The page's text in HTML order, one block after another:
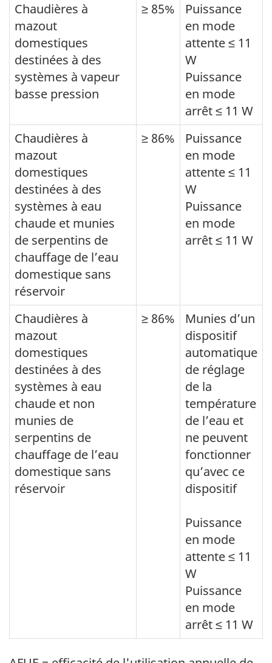
Chaudières à
mazout
domestiques
destinées à des
systèmes à vapeur
basse pression
≥ 85%
Puissance
en mode
attente ≤ 11
W
Puissance
en mode
arrêt ≤ 11 W
Chaudières à
mazout
domestiques
destinées à des
systèmes à eau
chaude et munies
de serpentins de
chauffage de l’eau
domestique sans
réservoir
≥ 86%
Puissance
en mode
attente ≤ 11
W
Puissance
en mode
arrêt ≤ 11 W
Chaudières à
mazout
domestiques
destinées à des
systèmes à eau
chaude et non
munies de
serpentins de
chauffage de l’eau
domestique sans
réservoir
≥ 86%
Munies d’un
dispositif
automatique
de réglage
de la
température
de l’eau et
ne peuvent
fonctionner
qu’avec ce
dispositif
Puissance
en mode
attente ≤ 11
W
Puissance
en mode
arrêt ≤ 11 W